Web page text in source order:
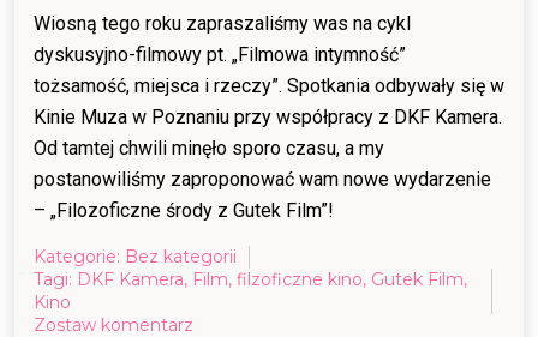
Wiosną tego roku zapraszaliśmy was na cykl
dyskusyjno-filmowy pt. „Filmowa intymność”
tożsamość, miejsca i rzeczy”. Spotkania odbywały się w
Kinie Muza w Poznaniu przy współpracy z DKF Kamera.
Od tamtej chwili minęło sporo czasu, a my
postanowiliśmy zaproponować wam nowe wydarzenie
– „Filozoficzne środy z Gutek Film”!
Kategorie: Bez kategorii
Tagi: DKF Kamera, Film, filzoficzne kino, Gutek Film,
Kino
Zostaw komentarz